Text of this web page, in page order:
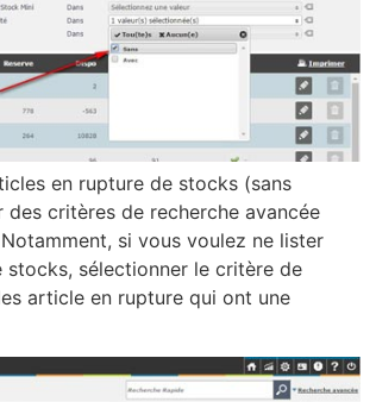
en rupture de stocks (sans
critères de recherche avancée
si vous voulez ne lister
sélectionner le critère de
article en rupture qui ont une